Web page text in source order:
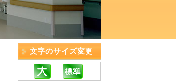
文字のサイズ変更